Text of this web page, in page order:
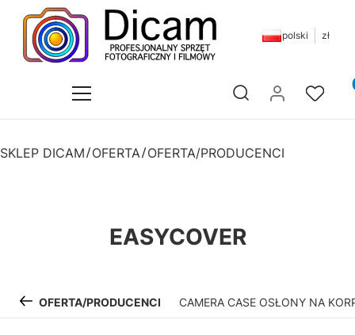
polski zł
Otwórz wyszukiwarkę
SKLEP DICAM OFERTA OFERTA/PRODUCENCI
EASYCOVER
OFERTA/PRODUCENCI CAMERA CASE OSŁONY NA